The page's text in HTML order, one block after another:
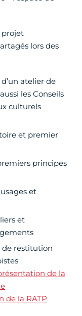
projet
lors des
atelier de
les Conseils
culturels
et premier
principes
et
et
de restitution
de la
de la RATP